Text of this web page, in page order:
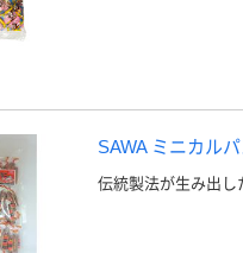
SAWA ミニカル
伝統製法が生み出し